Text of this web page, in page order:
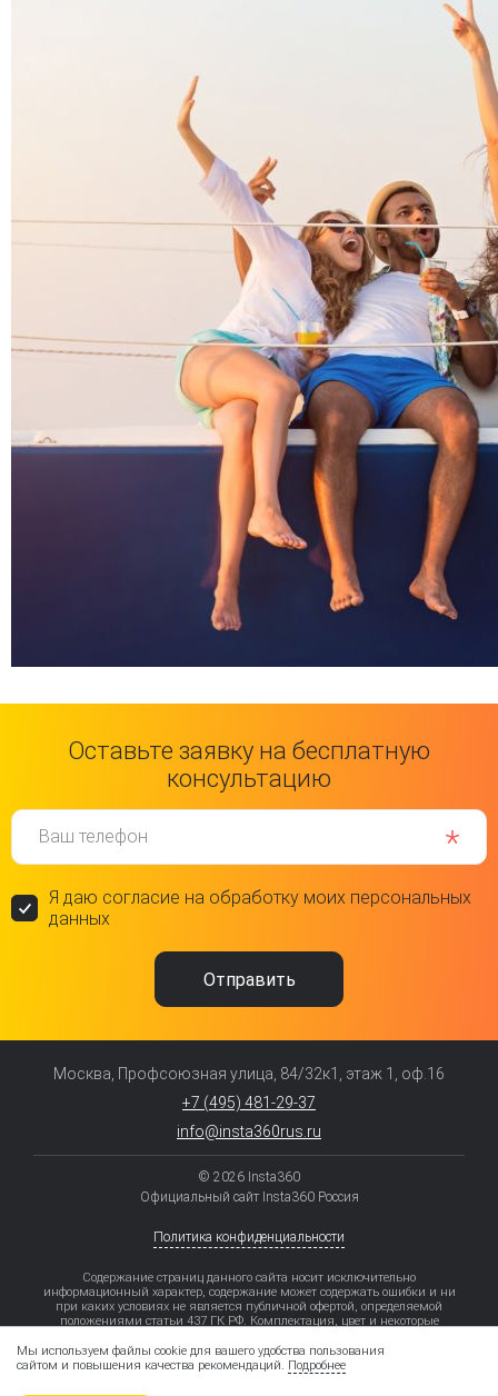
Оставьте заявку на бесплатную
консультацию
Ваш телефон
Я даю согласие на обработку моих персональных
данных
© 2026 Insta360
Официальный сайт Insta360 Россия
Политика конфиденциальности
Москва, Профсоюзная улица, 84/32к1, этаж 1, оф.16
+7 (495) 481-29-37
info@insta360rus.ru
Содержание страниц данного сайта носит исключительно
информационный характер, содержание может содержать ошибки и ни
при каких условиях не является публичной офертой, определяемой
положениями статьи 437 ГК РФ. Комплектация, цвет и некоторые
Рассрочка – приобретение товара/услуги в кредит без увеличения затрат
на приобретение товара/услуги за счет предоставления Партнером Банка
Мы используем файлы cookie для вашего удобства пользования
сайтом и повышения качества рекомендаций. Подробнее